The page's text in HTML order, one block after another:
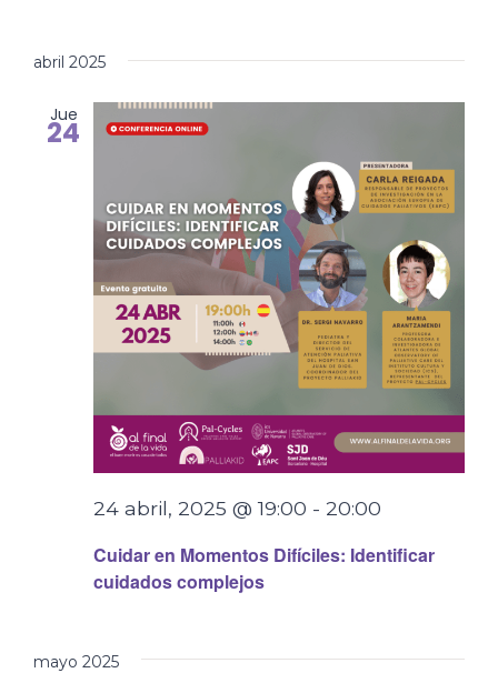
abril 2025
Jue
24
Cuidar en Momentos Difíciles: Identificar
cuidados complejos
24 abril, 2025 @ 19:00 - 20:00
mayo 2025